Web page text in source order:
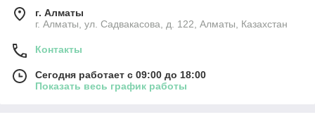
г. Алматы
г. Алматы, ул. Садвакасова, д. 122, Алматы, Казахстан
Контакты
Сегодня работает с 09:00 до 18:00
Показать весь график работы